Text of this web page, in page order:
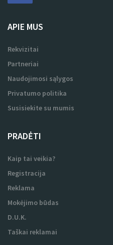
APIE MUS
Rekvizitai
Partneriai
Naudojimosi sąlygos
Privatumo politika
Susisiekite su mumis
PRADĖTI
Kaip tai veikia?
Registracija
Reklama
Mokėjimo būdas
D.U.K.
Taškai reklamai